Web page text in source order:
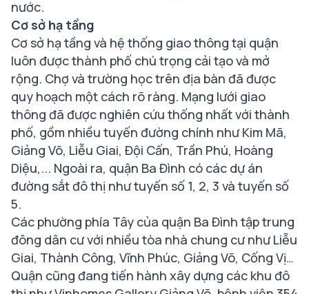
nước.
Cơ sở hạ tầng
Cơ sở hạ tầng và hệ thống giao thông tại quận
luôn được thành phố chú trọng cải tạo và mở
rộng. Chợ và trường học trên địa bàn đã được
quy hoạch một cách rõ ràng. Mạng lưới giao
thông đã được nghiên cứu thống nhất với thành
phố, gồm nhiều tuyến đường chính như Kim Mã,
Giảng Võ, Liễu Giai, Đội Cấn, Trần Phú, Hoàng
Diệu,... Ngoài ra, quận Ba Đình có các dự án
đường sắt đô thị như tuyến số 1, 2, 3 và tuyến số
5.
Các phường phía Tây của quận Ba Đình tập trung
đông dân cư với nhiều tòa nhà chung cư như Liễu
Giai, Thành Công, Vĩnh Phúc, Giảng Võ, Cống Vị…
Quận cũng đang tiến hành xây dựng các khu đô